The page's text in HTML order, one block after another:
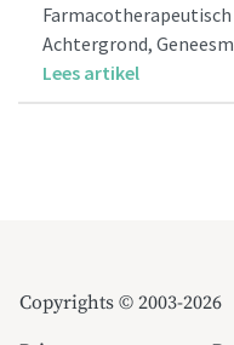
Achtergrond,
Lees artikel
Copyrights © 2003-2026